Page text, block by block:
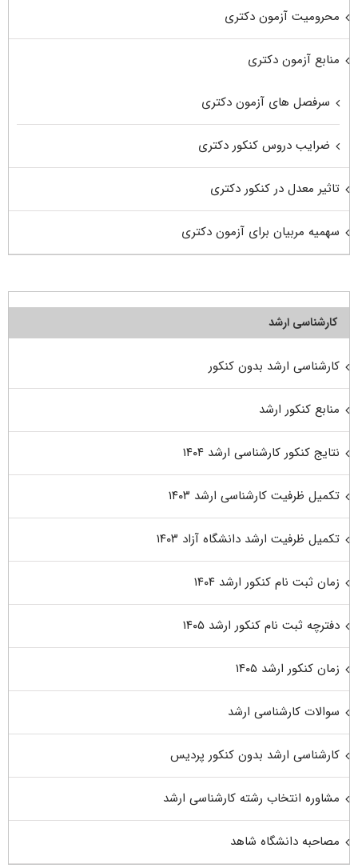
محرومیت آزمون دکتری
منابع آزمون دکتری
سرفصل های آزمون دکتری
ضرایب دروس کنکور دکتری
تاثیر معدل در کنکور دکتری
سهمیه مربیان برای آزمون دکتری
کارشناسی ارشد
کارشناسی ارشد بدون کنکور
منابع کنکور ارشد
نتایج کنکور کارشناسی ارشد ۱۴۰۴
تکمیل ظرفیت کارشناسی ارشد ۱۴۰۳
تکمیل ظرفیت ارشد دانشگاه آزاد ۱۴۰۳
زمان ثبت نام کنکور ارشد ۱۴۰۴
دفترچه ثبت نام کنکور ارشد ۱۴۰۵
زمان کنکور ارشد ۱۴۰۵
سوالات کارشناسی ارشد
کارشناسی ارشد بدون کنکور پردیس
مشاوره انتخاب رشته کارشناسی ارشد
مصاحبه دانشگاه شاهد